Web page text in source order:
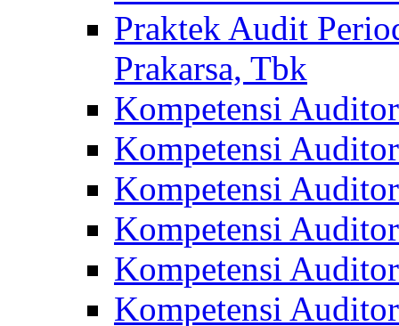
Praktek Audit
Prakarsa, Tbk
Kompetensi
Kompetensi
Kompetensi
Kompetensi
Kompetensi
Kompetensi